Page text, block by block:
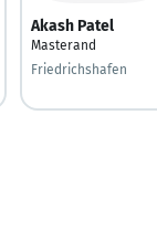
Akash Patel
Masterand
Friedrichshafen